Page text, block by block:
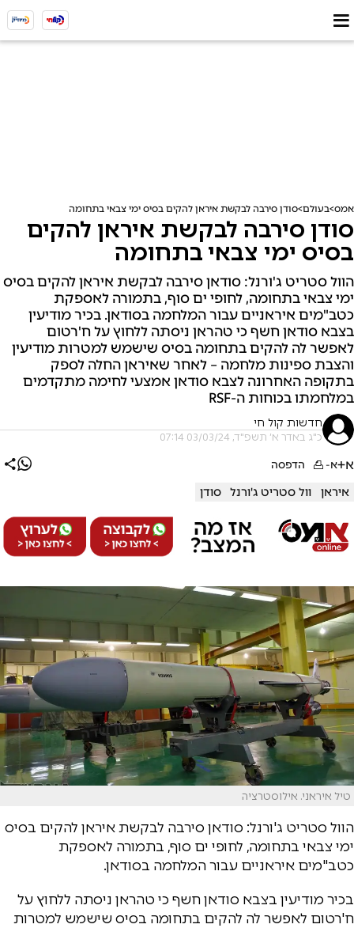
אמס בעולם סודן סירבה לבקשת איראן להקים בסיס ימי צבאי בתחומה
סודן סירבה לבקשת איראן להקים
בסיס ימי צבאי בתחומה
הוול סטריט ג'ורנל: סודאן סירבה לבקשת איראן להקים בסיס
ימי צבאי בתחומה, לחופי ים סוף, בתמורה לאספקת
כטב"מים איראניים עבור המלחמה בסודאן. בכיר מודיעין
בצבא סודאן חשף כי טהראן ניסתה ללחוץ על ח'רטום
לאפשר לה להקים בתחומה בסיס שישמש למטרות מודיעין
והצבת ספינות מלחמה – לאחר שאיראן החלה לספק
בתקופה האחרונה לצבא סודאן אמצעי לחימה מתקדמים
במלחמתו בכוחות ה-RSF
חדשות קול חי
כ"ג באדר א׳ תשפ"ד, 03/03/24 07:14
א+א- הדפסה
איראן וול סטריט ג'ורנל סודן
טיל איראני. אילוסטרציה
הוול סטריט ג'ורנל: סודאן סירבה לבקשת איראן להקים בסיס
ימי צבאי בתחומה, לחופי ים סוף, בתמורה לאספקת
כטב"מים איראניים עבור המלחמה בסודאן.
בכיר מודיעין בצבא סודאן חשף כי טהראן ניסתה ללחוץ על
ח'רטום לאפשר לה להקים בתחומה בסיס שישמש למטרות